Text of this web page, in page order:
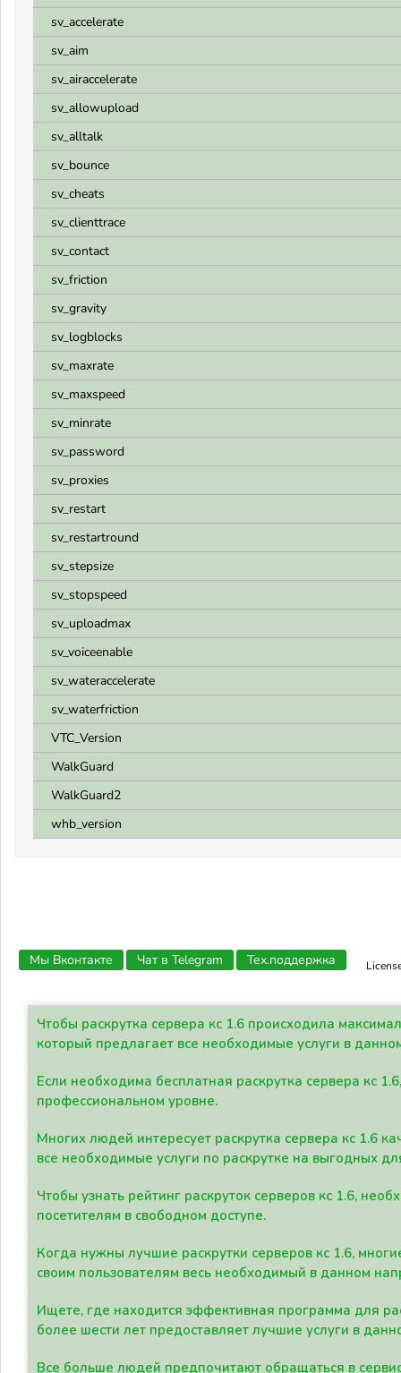
sv_accelerate
sv_aim
sv_airaccelerate
sv_allowupload
sv_alltalk
sv_bounce
sv_cheats
sv_clienttrace
sv_contact
sv_friction
sv_gravity
sv_logblocks
sv_maxrate
sv_maxspeed
sv_minrate
sv_password
sv_proxies
sv_restart
sv_restartround
sv_stepsize
sv_stopspeed
sv_uploadmax
sv_voiceenable
sv_wateraccelerate
sv_waterfriction
VTC_Version
WalkGuard
WalkGuard2
whb_version
Мы Вконтакте Чат в Telegram Тех.поддержка
Чтобы раскрутка сервера кс 1.6 происходила
который предлагает все необходимые услуги в
Если необходима бесплатная раскрутка сервера кс
профессиональном уровне.
Многих людей интересует раскрутка сервера кс 1.6
все необходимые услуги по раскрутке на выгодных
Чтобы узнать рейтинг раскруток серверов кс 1.6,
посетителям в свободном доступе.
Когда нужны лучшие раскрутки серверов кс 1.6,
своим пользователям весь необходимый в данном
Ищете, где находится эффективная программа для
более шести лет предоставляет лучшие услуги в
Все больше людей предпочитают обращаться в